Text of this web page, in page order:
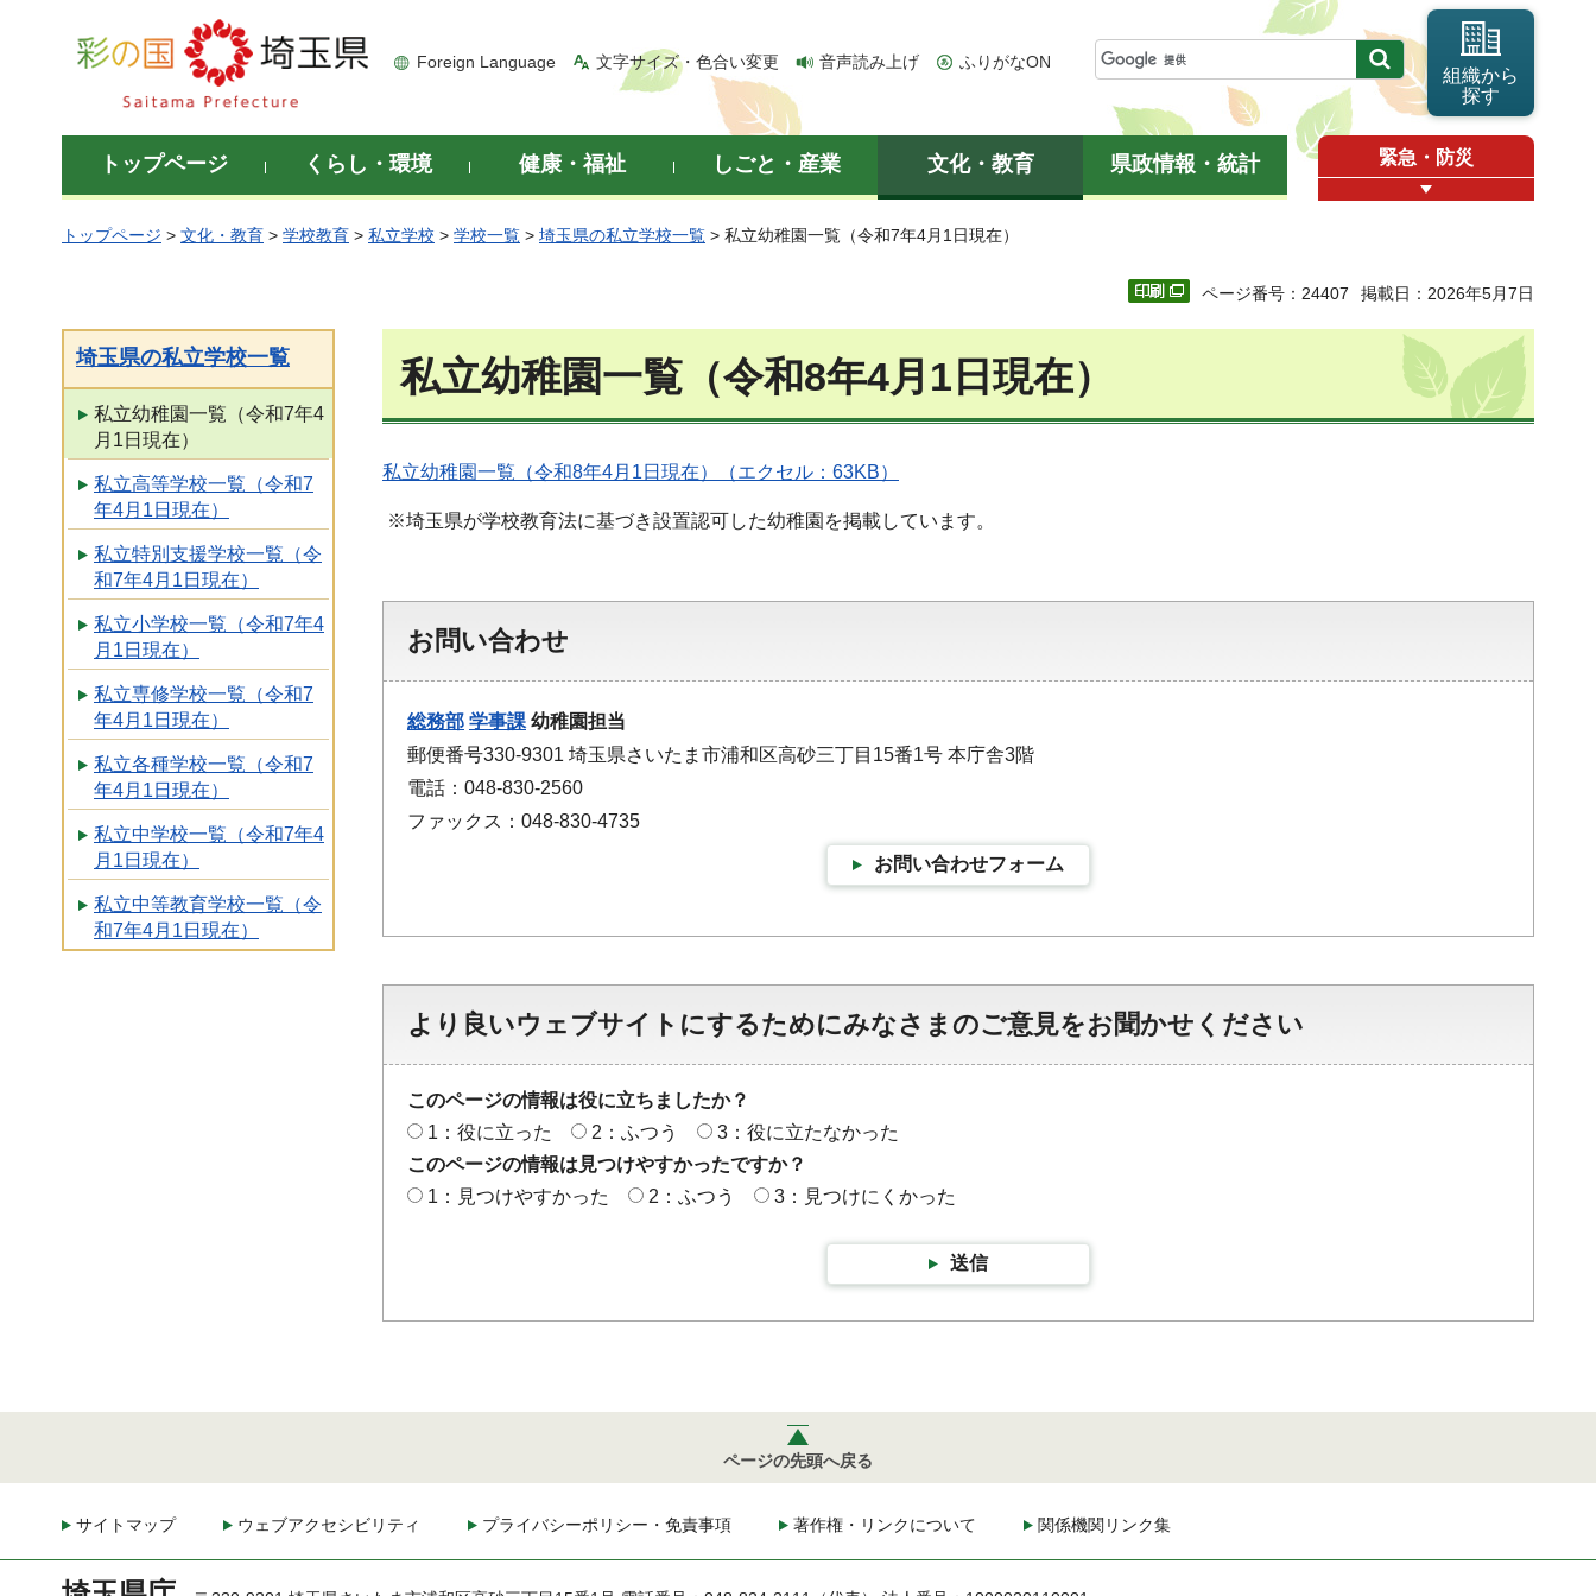
彩の国 埼玉県
Foreign Language 文字サイズ・色合い変更 音声読み上げ ふりがなON
組織から
探す
トップページ くらし・環境 健康・福祉 しごと・産業 文化・教育 県政情報・統計 緊急・防災
トップページ > 文化・教育 > 学校教育 > 私立学校 > 学校一覧 > 埼玉県の私立学校一覧 > 私立幼稚園一覧（令和7年4月1日現在）
ページ番号：24407 掲載日：2026年5月7日
埼玉県の私立学校一覧
私立幼稚園一覧（令和7年4
月1日現在）
私立高等学校一覧（令和7
年4月1日現在）
私立特別支援学校一覧（令
和7年4月1日現在）
私立小学校一覧（令和7年4
月1日現在）
私立専修学校一覧（令和7
年4月1日現在）
私立各種学校一覧（令和7
年4月1日現在）
私立中学校一覧（令和7年4
月1日現在）
私立中等教育学校一覧（令
和7年4月1日現在）
私立幼稚園一覧（令和8年4月1日現在）
私立幼稚園一覧（令和8年4月1日現在）（エクセル：63KB）
※埼玉県が学校教育法に基づき設置認可した幼稚園を掲載しています。
お問い合わせ
総務部 学事課 幼稚園担当
郵便番号330-9301 埼玉県さいたま市浦和区高砂三丁目15番1号 本庁舎3階
電話：048-830-2560
ファックス：048-830-4735
お問い合わせフォーム
より良いウェブサイトにするためにみなさまのご意見をお聞かせください
このページの情報は役に立ちましたか？
1：役に立った
2：ふつう
3：役に立たなかった
このページの情報は見つけやすかったですか？
1：見つけやすかった
2：ふつう 3：見つけにくかった
送信
ページの先頭へ戻る
サイトマップ ウェブアクセシビリティ プライバシーポリシー・免責事項 著作権・リンクについて 関係機関リンク集